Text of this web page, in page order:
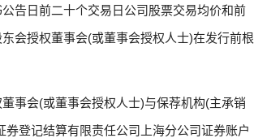
告日前二十个交易日公司股票交易均价和前
会授权董事会(或董事会授权人士)在发行前根
事会(或董事会授权人士)与保荐机构(主承销
登记结算有限责任公司上海分公司证券账户